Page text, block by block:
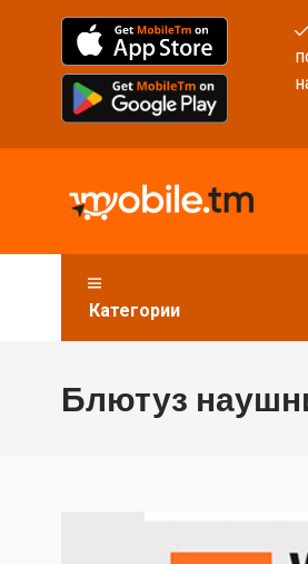
Категории
Блютуз